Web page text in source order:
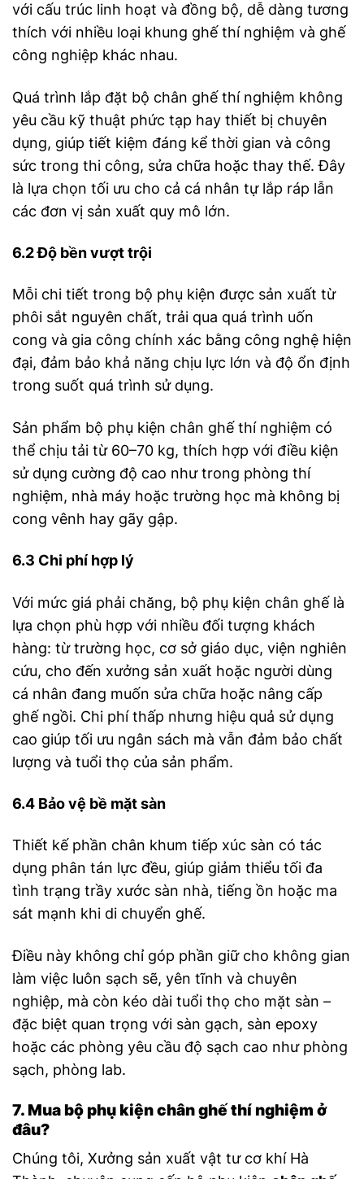
với cấu trúc linh hoạt và đồng bộ, dễ dàng tương
thích với nhiều loại khung ghế thí nghiệm và ghế
công nghiệp khác nhau.
Quá trình lắp đặt bộ chân ghế thí nghiệm không
yêu cầu kỹ thuật phức tạp hay thiết bị chuyên
dụng, giúp tiết kiệm đáng kể thời gian và công
sức trong thi công, sửa chữa hoặc thay thế. Đây
là lựa chọn tối ưu cho cả cá nhân tự lắp ráp lẫn
các đơn vị sản xuất quy mô lớn.
6.2 Độ bền vượt trội
Mỗi chi tiết trong bộ phụ kiện được sản xuất từ
phôi sắt nguyên chất, trải qua quá trình uốn
cong và gia công chính xác bằng công nghệ hiện
đại, đảm bảo khả năng chịu lực lớn và độ ổn định
trong suốt quá trình sử dụng.
Sản phẩm bộ phụ kiện chân ghế thí nghiệm có
thể chịu tải từ 60–70 kg, thích hợp với điều kiện
sử dụng cường độ cao như trong phòng thí
nghiệm, nhà máy hoặc trường học mà không bị
cong vênh hay gãy gập.
6.3 Chi phí hợp lý
Với mức giá phải chăng, bộ phụ kiện chân ghế là
lựa chọn phù hợp với nhiều đối tượng khách
hàng: từ trường học, cơ sở giáo dục, viện nghiên
cứu, cho đến xưởng sản xuất hoặc người dùng
cá nhân đang muốn sửa chữa hoặc nâng cấp
ghế ngồi. Chi phí thấp nhưng hiệu quả sử dụng
cao giúp tối ưu ngân sách mà vẫn đảm bảo chất
lượng và tuổi thọ của sản phẩm.
6.4 Bảo vệ bề mặt sàn
Thiết kế phần chân khum tiếp xúc sàn có tác
dụng phân tán lực đều, giúp giảm thiểu tối đa
tình trạng trầy xước sàn nhà, tiếng ồn hoặc ma
sát mạnh khi di chuyển ghế.
Điều này không chỉ góp phần giữ cho không gian
làm việc luôn sạch sẽ, yên tĩnh và chuyên
nghiệp, mà còn kéo dài tuổi thọ cho mặt sàn –
đặc biệt quan trọng với sàn gạch, sàn epoxy
hoặc các phòng yêu cầu độ sạch cao như phòng
sạch, phòng lab.
7. Muabộ phụ kiện chân ghế thí nghiệm ở
đâu?
Chúng tôi, Xưởng sản xuất vật tư cơ khí Hà